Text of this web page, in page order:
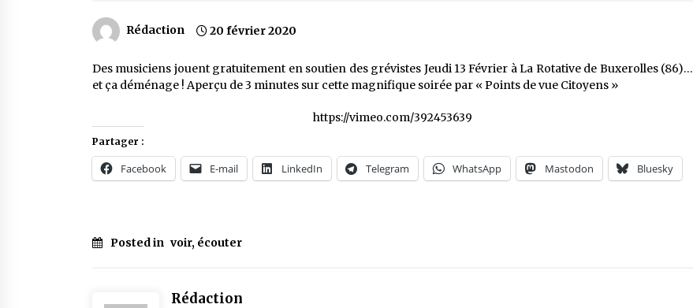
Rédaction 20 février 2020
Des musiciens jouent gratuitement en soutien des grévistes Jeudi 13 Février à La Rotative de Buxerolles (86)…
et ça déménage ! Aperçu de 3 minutes sur cette magnifique soirée par « Points de vue Citoyens »
https://vimeo.com/392453639
Partager :
Facebook E-mail LinkedIn Telegram WhatsApp Mastodon Bluesky
Posted in voir, écouter
Rédaction